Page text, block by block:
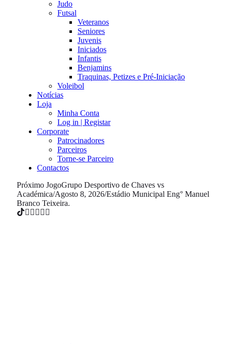
Judo
Futsal
Veteranos
Seniores
Juvenis
Iniciados
Infantis
Benjamins
Traquinas, Petizes e Pré-Iniciação
Voleibol
Notícias
Loja
Minha Conta
Log in | Registar
Corporate
Patrocinadores
Parceiros
Torne-se Parceiro
Contactos
Próximo JogoGrupo Desportivo de Chaves vs
Académica/Agosto 8, 2026/Estádio Municipal Eng° Manuel
Branco Teixeira.